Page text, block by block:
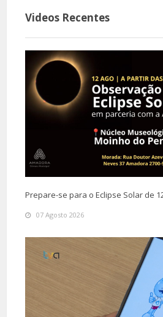
Videos Recentes
Prepare-se para o Eclipse Solar de
07 Agosto 2026